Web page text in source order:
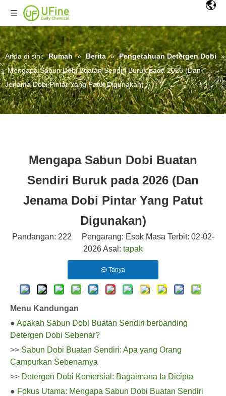
Anda di sini: Rumah » Berita » Pengetahuan Detergen Dobi »
Mengapa Sabun Dobi Buatan Sendiri Buruk pada 2026 (Dan
Jenama Dobi Pintar Yang Patut Digunakan)
Mengapa Sabun Dobi Buatan
Sendiri Buruk pada 2026 (Dan
Jenama Dobi Pintar Yang Patut
Digunakan)
Pandangan: 222 Pengarang: Esok Masa Terbit: 02-02-
2026 Asal: tapak
Tanya
Menu Kandungan
● Apakah Sabun Dobi Buatan Sendiri berbanding
Detergen Dobi Sebenar?
>> Sabun Dobi Buatan Sendiri: Apa yang Orang
Campurkan Sebenarnya
>> Detergen Dobi Komersial: Bagaimana Ia Dicipta
● Fokus Utama: Mengapa Sabun Dobi Buatan Sendiri